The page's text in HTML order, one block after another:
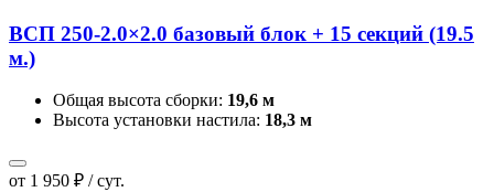
ВСП 250-2.0×2.0 базовый блок + 15 секций (19.5
м.)
Общая высота сборки: 19,6 м
Высота установки настила: 18,3 м
от 1 950 ₽ / сут.